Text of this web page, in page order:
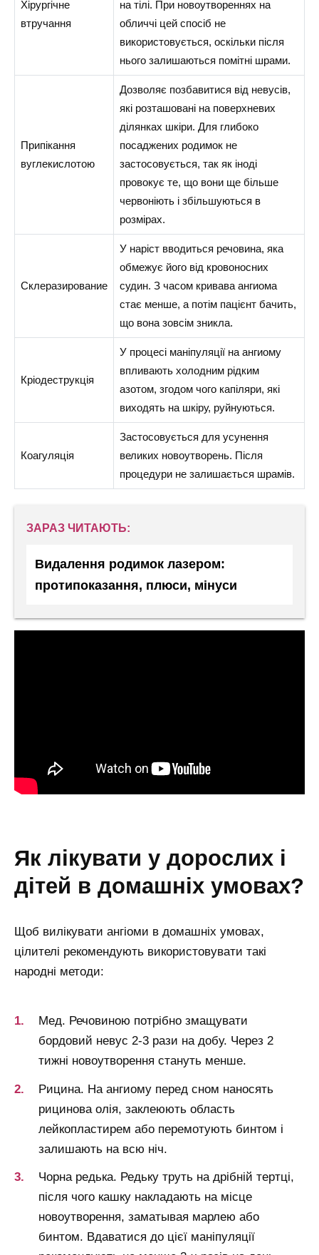
Хірургічне
втручання
на тілі. При новоутвореннях на
обличчі цей спосіб не
використовується, оскільки після
нього залишаються помітні шрами.
Припікання
вуглекислотою
Дозволяє позбавитися від невусів,
які розташовані на поверхневих
ділянках шкіри. Для глибоко
посаджених родимок не
застосовується, так як іноді
провокує те, що вони ще більше
червоніють і збільшуються в
розмірах.
Склеразирование
У наріст вводиться речовина, яка
обмежує його від кровоносних
судин. З часом кривава ангиома
стає менше, а потім пацієнт бачить,
що вона зовсім зникла.
Кріодеструкція
У процесі маніпуляції на ангиому
впливають холодним рідким
азотом, згодом чого капіляри, які
виходять на шкіру, руйнуються.
Коагуляція
Застосовується для усунення
великих новоутворень. Після
процедури не залишається шрамів.
ЗАРАЗ ЧИТАЮТЬ:
Видалення родимок лазером:
протипоказання, плюси, мінуси
як лікувати у дорослих і
дітей в домашніх умовах?
Щоб вилікувати ангіоми в домашніх умовах,
цілителі рекомендують використовувати такі
народні методи:
Мед. Речовиною потрібно змащувати
бордовий невус 2-3 рази на добу. Через 2
тижні новоутворення стануть менше.
Рицина. На ангиому перед сном наносять
рицинова олія, заклеюють область
лейкопластирем або перемотують бинтом і
залишають на всю ніч.
Чорна редька. Редьку труть на дрібній тертці,
після чого кашку накладають на місце
новоутворення, заматывая марлею або
бинтом. Вдаватися до цієї маніпуляції